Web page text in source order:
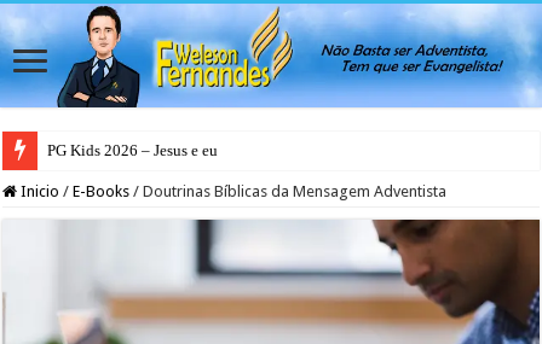
PG Teens 2026 – A Luz do Mundo
Inicio / E-Books / Doutrinas Bíblicas da Mensagem Adventista